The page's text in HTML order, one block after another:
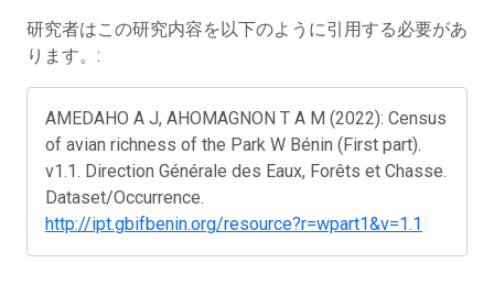
研究者はこの研究内容を以下のように引用する必要があ
ります。:
AMEDAHO A J, AHOMAGNON T A M (2022): Census
of avian richness of the Park W Bénin (First part).
v1.1. Direction Générale des Eaux, Forêts et Chasse.
Dataset/Occurrence.
http://ipt.gbifbenin.org/resource?r=wpart1&v=1.1